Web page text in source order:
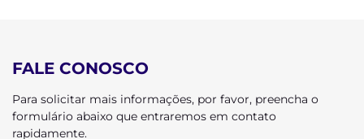
FALE CONOSCO
Para solicitar mais informações, por favor, preencha o
formulário abaixo que entraremos em contato
rapidamente.